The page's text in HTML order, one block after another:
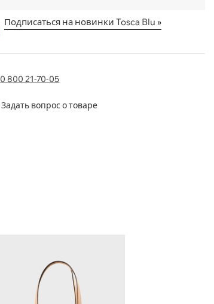
Подписаться на новинки Tosca Blu »
0 800 21-70-05
Задать вопрос о товаре